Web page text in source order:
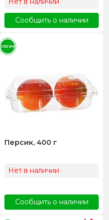
Сообщить о наличии
Персик, 400 г
Нет в наличии
Сообщить о наличии
СЕЗОН